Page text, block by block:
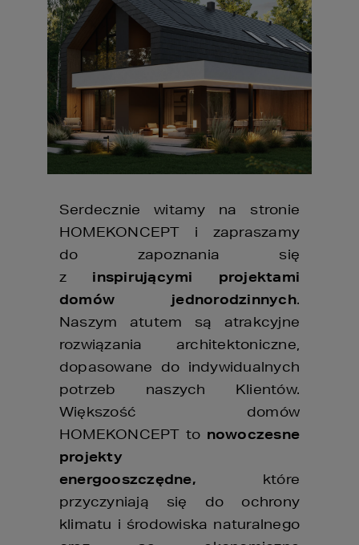
Serdecznie witamy na stronie
HOMEKONCEPT i zapraszamy
do zapoznania się
z inspirującymi projektami
domów jednorodzinnych.
Naszym atutem są atrakcyjne
rozwiązania architektoniczne,
dopasowane do indywidualnych
potrzeb naszych Klientów.
Większość domów
HOMEKONCEPT to nowoczesne
projekty
energooszczędne, które
przyczyniają się do ochrony
klimatu i środowiska naturalnego